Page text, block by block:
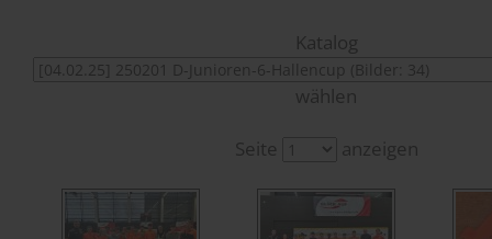
Katalog
wählen
Seite
anzeigen